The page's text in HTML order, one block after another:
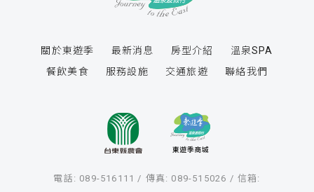
關於東遊季 最新消息 房型介紹
溫泉SPA
餐飲美食
服務設施 交通旅遊 聯絡我們
電話: 089-516111 傳真: 089-515026
信箱: